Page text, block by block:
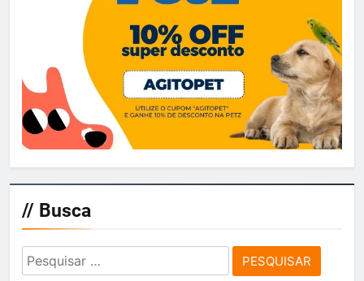
// Busca
Pesquisar